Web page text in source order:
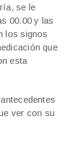
se le
00.00 y las
los signos
que
esta
ver con su